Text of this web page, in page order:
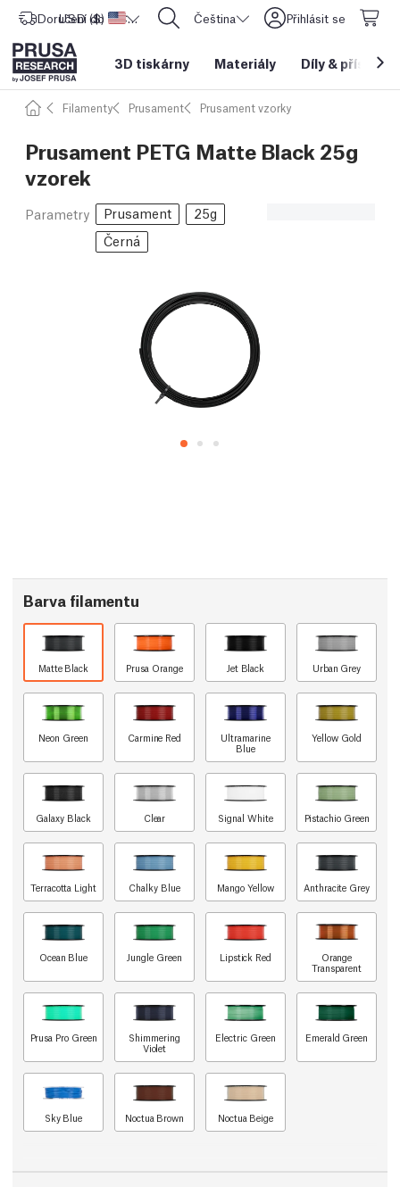
Doručení do Spojené státy americké
USD ($) CORE One L: Nyní skladem! Čeština Přihlásit se
3D tiskárny Materiály Díly &
Filamenty Prusament Prusament vzorky
Prusament PETG Matte Black 25g
vzorek
Parametry Prusament
25g
Černá
Barva filamentu
Matte Black Prusa Orange Jet Black Urban Grey
Neon Green Carmine Red
Ultramarine
Blue
Yellow Gold
Galaxy Black Clear Signal White Pistachio Green
Terracotta Light Chalky Blue Mango Yellow Anthracite Grey
Ocean Blue Jungle Green Lipstick Red
Orange
Transparent
Prusa Pro Green
Shimmering
Violet
Electric Green Emerald Green
Sky Blue Noctua Brown Noctua Beige